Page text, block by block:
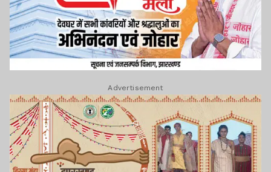
Advertisement